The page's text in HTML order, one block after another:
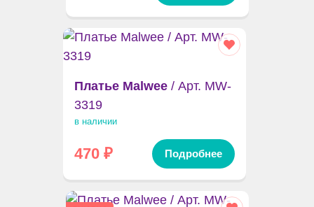
Платье Malwee/ Арт. MW-
3319
в наличии
470₽ Подробнее